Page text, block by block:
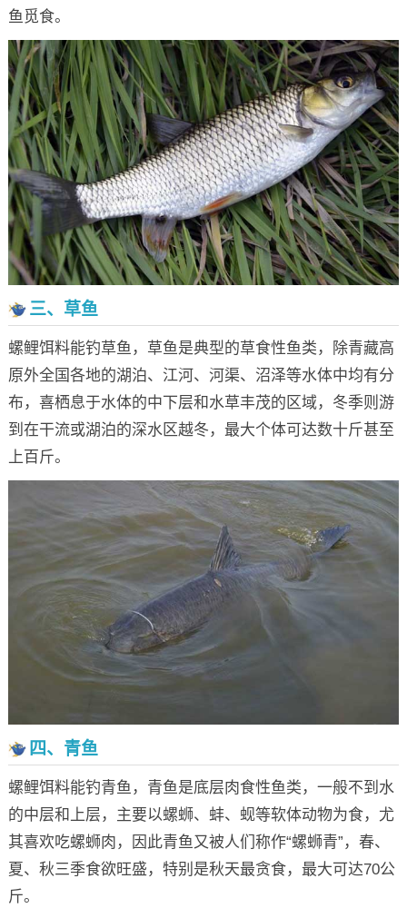
鱼觅食。
三、草鱼
螺鲤饵料能钓草鱼，草鱼是典型的草食性鱼类，除青藏高
原外全国各地的湖泊、江河、河渠、沼泽等水体中均有分
布，喜栖息于水体的中下层和水草丰茂的区域，冬季则游
到在干流或湖泊的深水区越冬，最大个体可达数十斤甚至
上百斤。
四、青鱼
螺鲤饵料能钓青鱼，青鱼是底层肉食性鱼类，一般不到水
的中层和上层，主要以螺蛳、蚌、蚬等软体动物为食，尤
其喜欢吃螺蛳肉，因此青鱼又被人们称作“螺蛳青”，春、
夏、秋三季食欲旺盛，特别是秋天最贪食，最大可达70公
斤。